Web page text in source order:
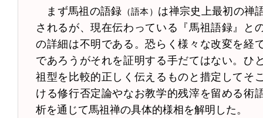
まず馬祖の語録 （語本） は禅宗史上最初の禅
されるが、現在伝わっている『馬祖語録』と
の詳細は不明である。恐らく様々な改変を経
であろうがそれを証明する手だてはない。ひ
祖型を比較的正しく伝えるものと措定してそ
ける修行否定論やなお教学的残滓を留める術
析を通じて馬祖禅の具体的様相を解明した。